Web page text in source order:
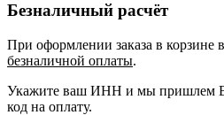
Безналичный расчёт
При оформлении заказа в корзине
безналичной оплаты.
Укажите ваш ИНН и мы пришлем
код на оплату.